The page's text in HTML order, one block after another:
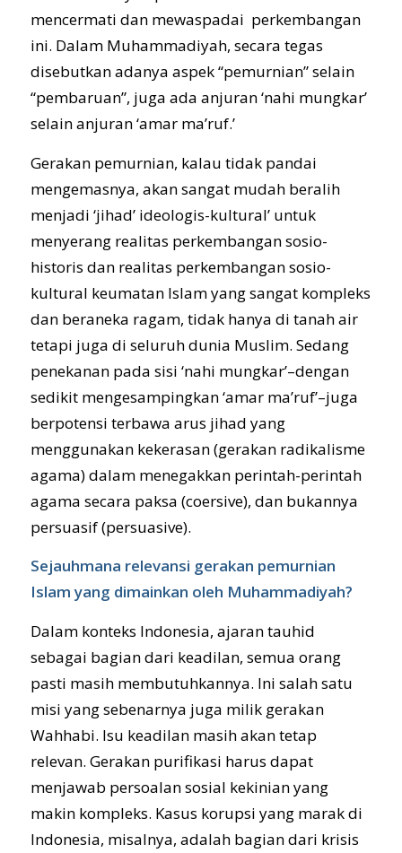
mencermati dan mewaspadai perkembangan
ini. Dalam Muhammadiyah, secara tegas
disebutkan adanya aspek “pemurnian” selain
“pembaruan”, juga ada anjuran ‘nahi mungkar’
selain anjuran ‘amar ma’ruf.’
Gerakan pemurnian, kalau tidak pandai
mengemasnya, akan sangat mudah beralih
menjadi ‘jihad’ ideologis-kultural’ untuk
menyerang realitas perkembangan sosio-
historis dan realitas perkembangan sosio-
kultural keumatan Islam yang sangat kompleks
dan beraneka ragam, tidak hanya di tanah air
tetapi juga di seluruh dunia Muslim. Sedang
penekanan pada sisi ‘nahi mungkar’–dengan
sedikit mengesampingkan ‘amar ma’ruf’–juga
berpotensi terbawa arus jihad yang
menggunakan kekerasan (gerakan radikalisme
agama) dalam menegakkan perintah-perintah
agama secara paksa (coersive), dan bukannya
persuasif (persuasive).
Sejauhmana relevansi gerakan pemurnian
Islam yang dimainkan oleh Muhammadiyah?
Dalam konteks Indonesia, ajaran tauhid
sebagai bagian dari keadilan, semua orang
pasti masih membutuhkannya. Ini salah satu
misi yang sebenarnya juga milik gerakan
Wahhabi. Isu keadilan masih akan tetap
relevan. Gerakan purifikasi harus dapat
menjawab persoalan sosial kekinian yang
makin kompleks. Kasus korupsi yang marak di
Indonesia, misalnya, adalah bagian dari krisis